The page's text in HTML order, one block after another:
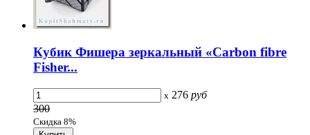
Кубик Фишера зеркальный «Carbon fibre
Fisher...
x 276 руб
300
Скидка 8%